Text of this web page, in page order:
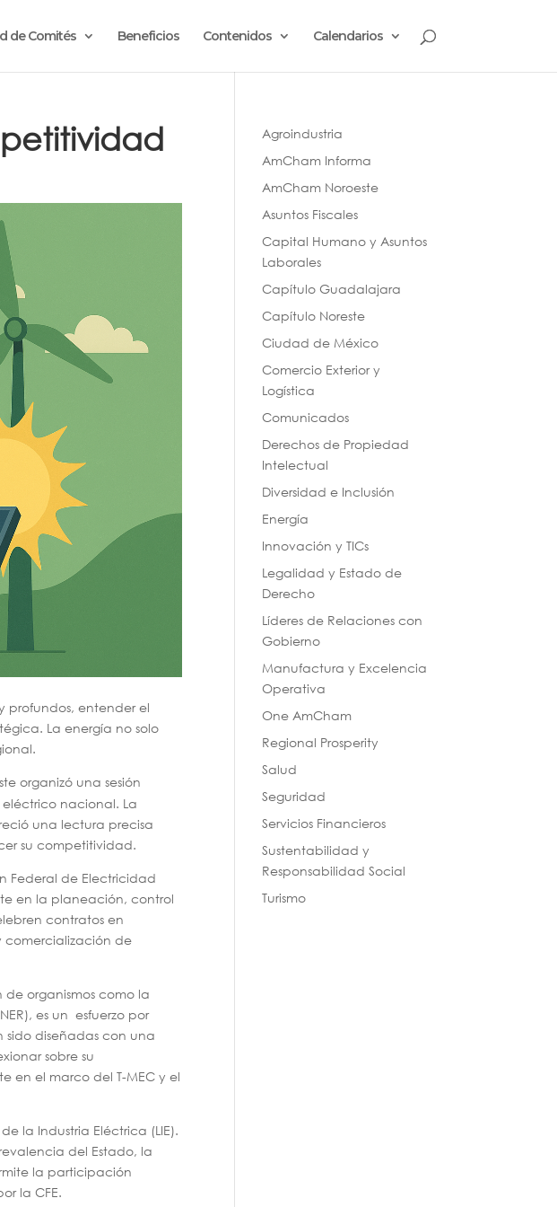
de Comités Beneficios Contenidos Calendarios
profundos, entender el
La energía no solo
organizó una sesión
eléctrico nacional. La
una lectura precisa
su competitividad.
Federal de Electricidad
en la planeación, control
contratos en
comercialización de
organismos como la
es un esfuerzo por
sido diseñadas con una
sobre su
en el marco del T-MEC y el
la Industria Eléctrica (LIE).
del Estado, la
la participación
la CFE.
Agroindustria
AmCham Informa
AmCham Noroeste
Asuntos Fiscales
Capital Humano y Asuntos
Laborales
Capítulo Guadalajara
Capítulo Noreste
Ciudad de México
Comercio Exterior y
Logística
Comunicados
Derechos de Propiedad
Intelectual
Diversidad e Inclusión
Energía
Innovación y TICs
Legalidad y Estado de
Derecho
Líderes de Relaciones con
Gobierno
Manufactura y Excelencia
Operativa
One AmCham
Regional Prosperity
Salud
Seguridad
Servicios Financieros
Sustentabilidad y
Responsabilidad Social
Turismo